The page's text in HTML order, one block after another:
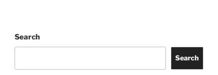
Search
Search